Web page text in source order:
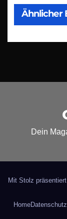
Ähnlicher
Dein
Mit Stolz
HomeDatenschutz